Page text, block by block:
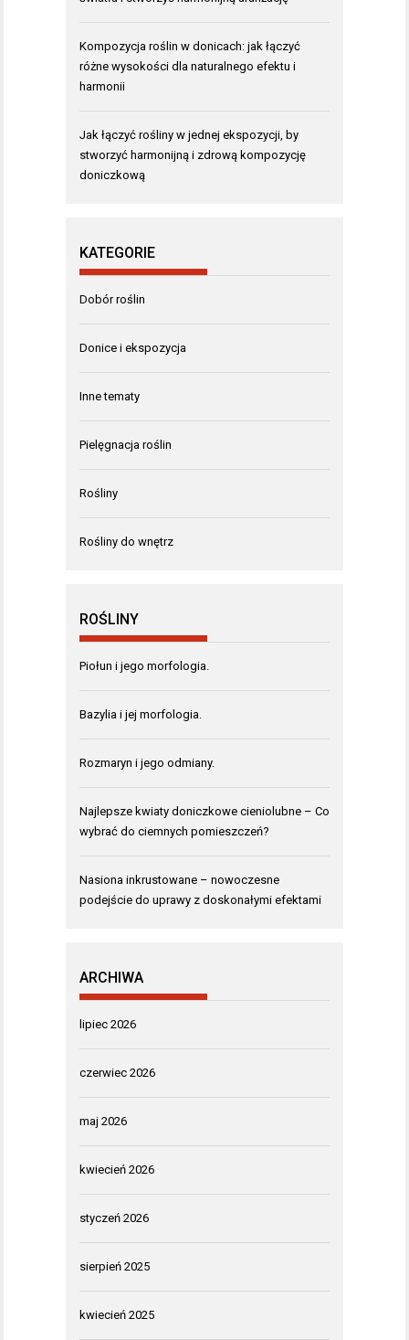
Kompozycja roślin w donicach: jak łączyć
różne wysokości dla naturalnego efektu i
harmonii
Jak łączyć rośliny w jednej ekspozycji, by
stworzyć harmonijną i zdrową kompozycję
doniczkową
KATEGORIE
Dobór roślin
Donice i ekspozycja
Inne tematy
Pielęgnacja roślin
Rośliny
Rośliny do wnętrz
ROŚLINY
Piołun i jego morfologia.
Bazylia i jej morfologia.
Rozmaryn i jego odmiany.
Najlepsze kwiaty doniczkowe cieniolubne – Co
wybrać do ciemnych pomieszczeń?
Nasiona inkrustowane – nowoczesne
podejście do uprawy z doskonałymi efektami
ARCHIWA
lipiec 2026
czerwiec 2026
maj 2026
kwiecień 2026
styczeń 2026
sierpień 2025
kwiecień 2025